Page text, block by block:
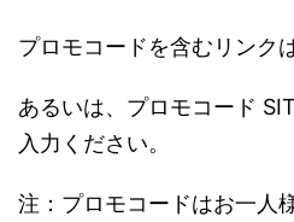
プロモコードを含むリンク
あるいは、プロモコード
入力ください。
注：プロモコードはお一人